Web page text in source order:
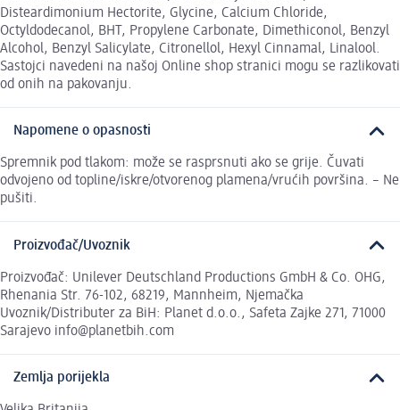
Disteardimonium Hectorite, Glycine, Calcium Chloride,
Octyldodecanol, BHT, Propylene Carbonate, Dimethiconol, Benzyl
Alcohol, Benzyl Salicylate, Citronellol, Hexyl Cinnamal, Linalool.
Sastojci navedeni na našoj Online shop stranici mogu se razlikovati
od onih na pakovanju.
Napomene o opasnosti
Spremnik pod tlakom: može se rasprsnuti ako se grije. Čuvati
odvojeno od topline/iskre/otvorenog plamena/vrućih površina. – Ne
pušiti.
Proizvođač/Uvoznik
Proizvođač: Unilever Deutschland Productions GmbH & Co. OHG,
Rhenania Str. 76-102, 68219, Mannheim, Njemačka
Uvoznik/Distributer za BiH: Planet d.o.o., Safeta Zajke 271, 71000
Sarajevo info@planetbih.com
Zemlja porijekla